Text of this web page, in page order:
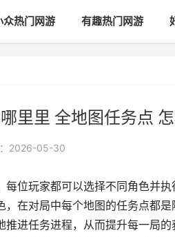
众热门网游 有趣热门网游
里里 全地图任务点
2026-05-30
每位玩家都可以选择不同角色并
，在对局中每个地图的任务点都
推进任务进程，从而提升每一局